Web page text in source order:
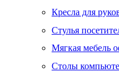
Кресла для
Стулья
Мягкая мебель
Столы